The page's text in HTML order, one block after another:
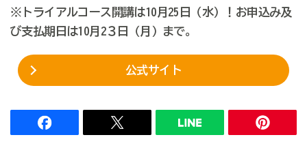
※トライアルコース開講は10月25日（水）！お申込み及
び支払期日は10月2３日（月）まで。
公式サイト